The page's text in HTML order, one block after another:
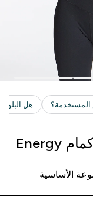
بلوزة رياضية نسائية بدون أكمام Energy
الأساسية